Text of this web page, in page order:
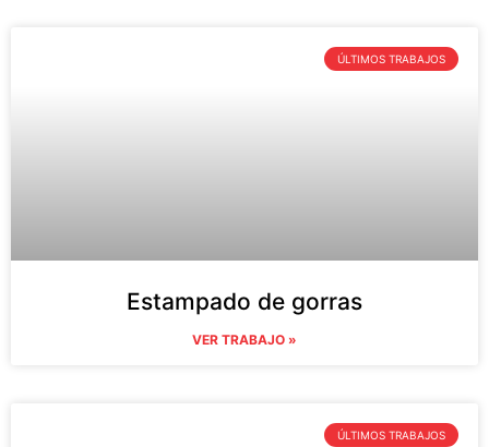
ÚLTIMOS TRABAJOS
Estampado de gorras
VER TRABAJO »
ÚLTIMOS TRABAJOS